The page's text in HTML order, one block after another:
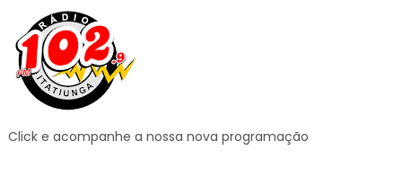
Click e acompanhe a nossa nova programação